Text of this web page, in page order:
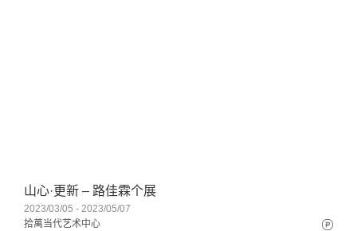
山心·更新 – 路佳霖个展
2023/03/05 - 2023/05/07
拾萬当代艺术中心